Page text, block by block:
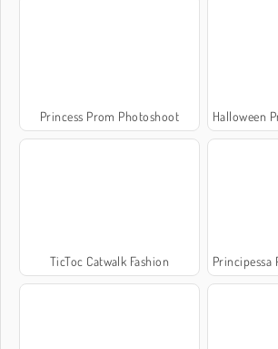
Princess Prom Photoshoot Halloween
TicToc Catwalk Fashion Principessa